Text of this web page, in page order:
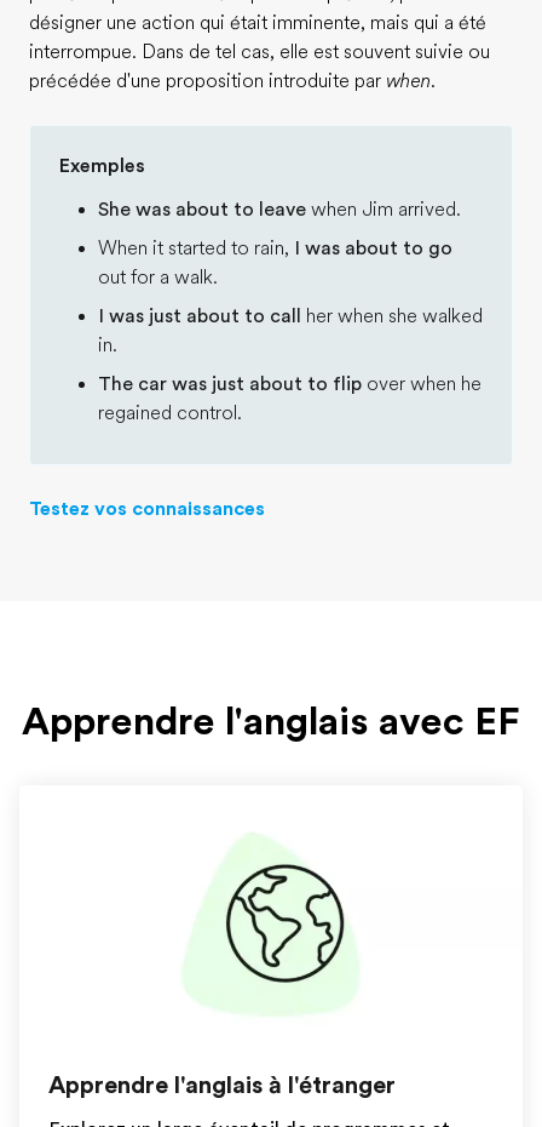
désigner une action qui était imminente, mais qui a été
interrompue. Dans de tel cas, elle est souvent suivie ou
précédée d'une proposition introduite par when.
Exemples
She was about to leave when Jim arrived.
When it started to rain, I was about to go
out for a walk.
I was just about to call
her when she walked
in.
The car was just about to flip over when he
regained control.
Testez vos connaissances
Apprendre l'anglais avec EF
Apprendre l'anglais à l'étranger